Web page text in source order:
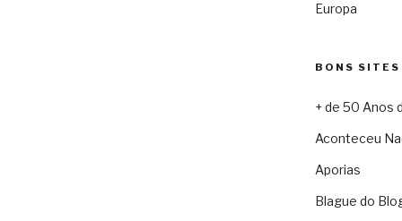
Europa
BONS SITES
+ de 50 Anos
Aconteceu
Aporias
Blague do